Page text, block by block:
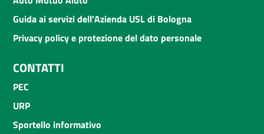
Guida ai servizi dell'Azienda USL di Bologna
Privacy policy e protezione del dato personale
CONTATTI
PEC
URP
Sportello informativo